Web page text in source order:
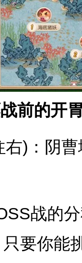
前的开
)：阴
战的
要你能